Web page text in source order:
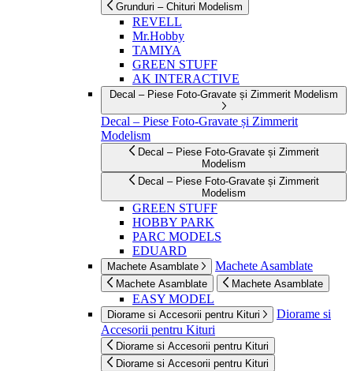
Grunduri – Chituri Modelism
REVELL
Mr.Hobby
TAMIYA
GREEN STUFF
AK INTERACTIVE
Decal – Piese Foto-Gravate și Zimmerit Modelism
Decal – Piese Foto-Gravate și Zimmerit
Modelism
Decal – Piese Foto-Gravate și Zimmerit
Modelism
Decal – Piese Foto-Gravate și Zimmerit
Modelism
GREEN STUFF
HOBBY PARK
PARC MODELS
EDUARD
Machete Asamblate Machete Asamblate
Machete Asamblate Machete Asamblate
EASY MODEL
Diorame si Accesorii pentru Kituri
Diorame si
Accesorii pentru Kituri
Diorame si Accesorii pentru Kituri
Diorame si Accesorii pentru Kituri